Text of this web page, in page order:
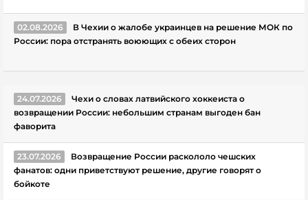
02.08.2026
В Чехии о жалобе украинцев на решение МОК по
России: пора отстранять воюющих с обеих сторон
24.07.2026
Чехи о словах латвийского хоккеиста о
возвращении России: небольшим странам выгоден бан
фаворита
23.07.2026
Возвращение России раскололо чешских
фанатов: одни приветствуют решение, другие говорят о
бойкоте